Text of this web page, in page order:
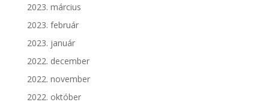
2023. március
2023. február
2023. január
2022. december
2022. november
2022. október